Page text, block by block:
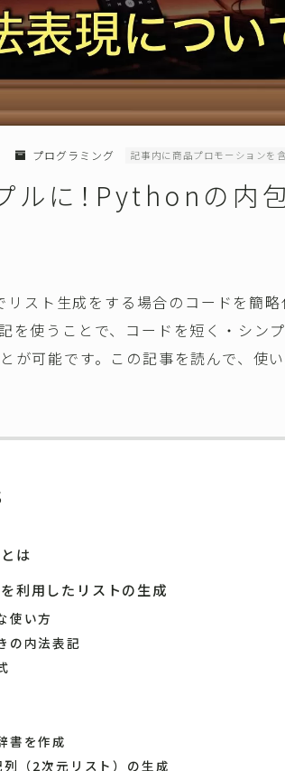
プログラミング 記事内に商品プロモーションを
ルに！Pythonの内
スト生成をする場合のコードを簡
を使うことで、コードを短く・シン
が可能です。この記事を読んで、使
は
利用したリストの生成
使い方
の内法表記
書を作成
列（2次元リスト）の生成